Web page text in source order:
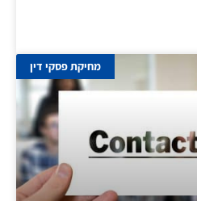
מחיקת פסקי דין